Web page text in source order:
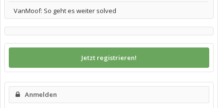
VanMoof: So geht es weiter solved
Jetzt registrieren!
Anmelden